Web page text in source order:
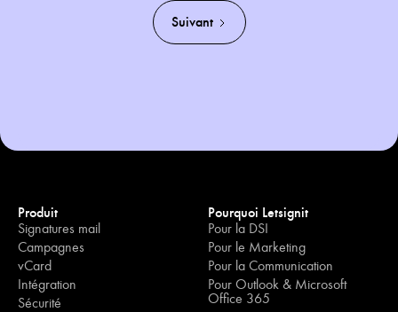
Suivant
Produit
Signatures mail
Campagnes
vCard
Intégration
Sécurité
Pourquoi Letsignit
Pour la DSI
Pour le Marketing
Pour la Communication
Pour Outlook & Microsoft
Office 365